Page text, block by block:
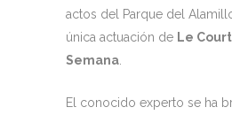
actos del Parque del
única actuación de Le
Semana
El conocido experto se ha